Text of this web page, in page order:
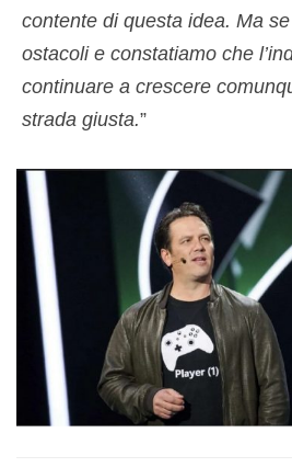
contente di questa idea. Ma
ostacoli e constatiamo che
continuare a crescere
strada giusta.”